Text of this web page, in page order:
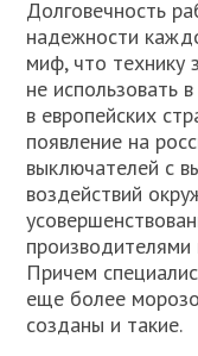
Долговечность
надежности
миф, что технику
не использовать
в европейских
появление на
выключателей с
воздействий
Причем
еще более
созданы и такие.